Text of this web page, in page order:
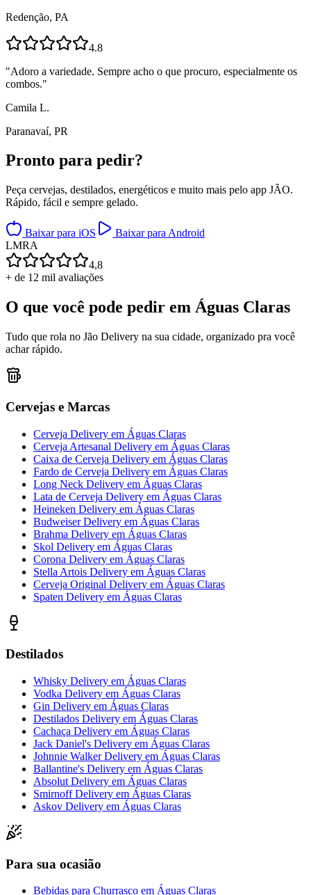
Redenção, PA
4.8
"Adoro a variedade. Sempre acho o que procuro, especialmente os
combos."
Camila L.
Paranavaí, PR
Pronto para pedir?
Peça cervejas, destilados, energéticos e muito mais pelo app JÃO.
Rápido, fácil e sempre gelado.
Baixar para iOS
Baixar para Android
LMRA
4,8
+ de 12 mil avaliações
O que você pode pedir em Águas Claras
Tudo que rola no Jão Delivery na sua cidade, organizado pra você
achar rápido.
Cervejas e Marcas
Cerveja Delivery em Águas Claras
Cerveja Artesanal Delivery em Águas Claras
Caixa de Cerveja Delivery em Águas Claras
Fardo de Cerveja Delivery em Águas Claras
Long Neck Delivery em Águas Claras
Lata de Cerveja Delivery em Águas Claras
Heineken Delivery em Águas Claras
Budweiser Delivery em Águas Claras
Brahma Delivery em Águas Claras
Skol Delivery em Águas Claras
Corona Delivery em Águas Claras
Stella Artois Delivery em Águas Claras
Cerveja Original Delivery em Águas Claras
Spaten Delivery em Águas Claras
Destilados
Whisky Delivery em Águas Claras
Vodka Delivery em Águas Claras
Gin Delivery em Águas Claras
Destilados Delivery em Águas Claras
Cachaça Delivery em Águas Claras
Jack Daniel's Delivery em Águas Claras
Johnnie Walker Delivery em Águas Claras
Ballantine's Delivery em Águas Claras
Absolut Delivery em Águas Claras
Smirnoff Delivery em Águas Claras
Askov Delivery em Águas Claras
Para sua ocasião
Bebidas para Churrasco em Águas Claras